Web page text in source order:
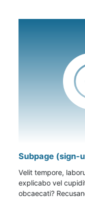
Subpage (sign-
Velit tempore,
explicabo vel
obcaecati?